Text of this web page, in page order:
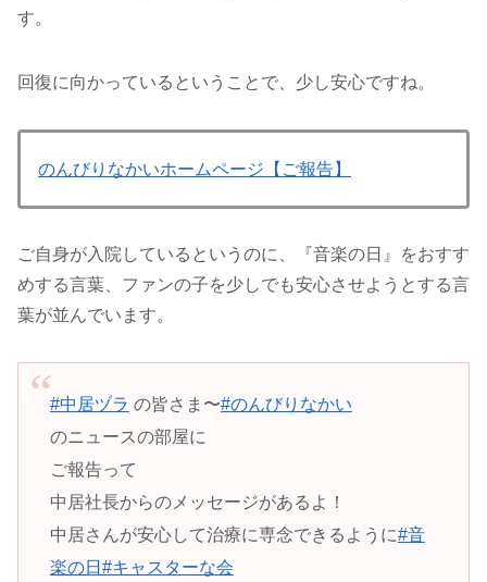
す。
回復に向かっているということで、少し安心ですね。
のんびりなかいホームページ【ご報告】
ご自身が入院しているというのに、『音楽の日』をおすす
めする言葉、ファンの子を少しでも安心させようとする言
葉が並んでいます。
#中居ヅラ の皆さま〜#のんびりなかい
のニュースの部屋に
ご報告って
中居社長からのメッセージがあるよ！
中居さんが安心して治療に専念できるように#音
楽の日 #キャスターな会